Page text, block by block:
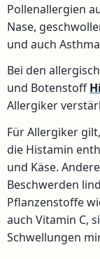
Pollenallergien
Nase,
und auch
Bei den
und Botenstoff
Allergiker
Für Allergiker
die Histamin
und Käse.
Beschwerden
Pflanzenstoffe
auch Vitamin C,
Schwellungen